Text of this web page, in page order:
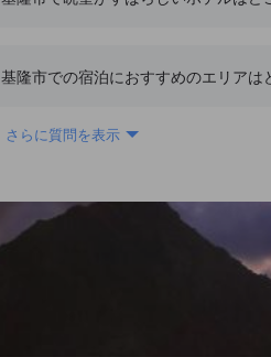
基隆市での宿泊におすすめのエリアは
さらに質問を表示